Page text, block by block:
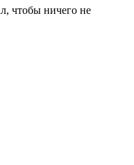
чтобы ничего не